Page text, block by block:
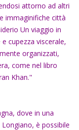
attorno ad altri
immaginifiche città
Un viaggio in
cupezza viscerale,
organizzati,
come nel libro
Khan."
dove in una
Longiano, è possibile